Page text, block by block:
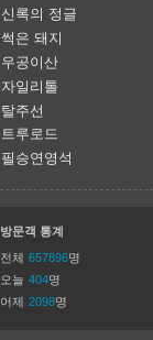
신록의 정글
썩은 돼지
우공이산
자일리톨
탈주선
트루로드
필승연영석
방문객 통계
전체 657896명
오늘 404명
어제 2098명